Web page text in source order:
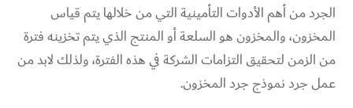
الجرد من أهم الأدوات التأمينية التي من خلالها يتم قياس
المخزون، والمخزون هو السلعة أو المنتج الذي يتم تخزينه فترة
من الزمن لتحقيق التزامات الشركة في هذه الفترة، ولذلك لابد من
عمل جرد نموذج جرد المخزون.